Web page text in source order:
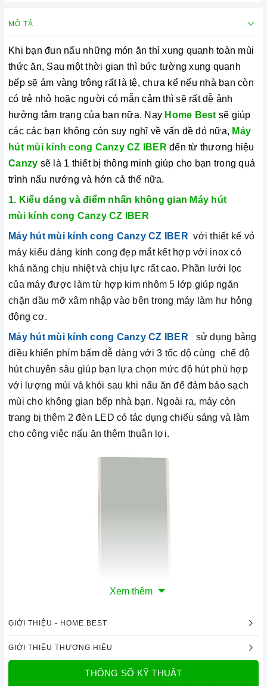
MÔ TẢ
Khi bạn đun nấu những món ăn thì xung quanh toàn mùi
thức ăn, Sau một thời gian thì bức tường xung quanh
bếp sẽ ám vàng trông rất là tệ, chưa kể nếu nhà bạn còn
có trẻ nhỏ hoặc người có mẫn cảm thì sẽ rất dễ ảnh
hưởng tâm trạng của bạn nữa. Nay Home Best sẽ giúp
các các bạn không còn suy nghĩ về vấn đề đó nữa, Máy
hút mùi kính cong Canzy CZ IBER đến từ thương hiệu
Canzy sẽ là 1 thiết bị thông minh giúp cho bạn trong quá
trình nấu nướng và hớn cả thế nữa.
1. Kiểu dáng và điểm nhấn không gian Máy hút
mùi kính cong Canzy CZ IBER
Máy hút mùi kính cong Canzy CZ IBER với thiết kế vỏ
máy kiểu dáng kính cong đẹp mắt kết hợp với inox có
khả năng chịu nhiệt và chịu lực rất cao. Phần lưới lọc
của máy được làm từ hợp kim nhôm 5 lớp giúp ngăn
chặn dầu mỡ xâm nhập vào bên trong máy làm hư hỏng
động cơ.
Máy hút mùi kính cong Canzy CZ IBER
sử dụng bảng
điều khiển phím bấm dễ dàng với 3 tốc độ cùng chế độ
hút chuyên sâu giúp bạn lựa chọn mức độ hút phù hợp
với lượng mùi và khói sau khi nấu ăn để đảm bảo sạch
mùi cho không gian bếp nhà bạn. Ngoài ra, máy còn
trang bị thêm 2 đèn LED có tác dụng chiếu sáng và làm
cho công việc nấu ăn thêm thuận lợi.
Ảnh minh họa
2. Các chức năng, hệ thống trên Máy hút mùi kính
Xem thêm
GIỚI THIỆU - HOME BEST
GIỚI THIỆU THƯƠNG HIỆU
THÔNG SỐ KỸ THUẬT